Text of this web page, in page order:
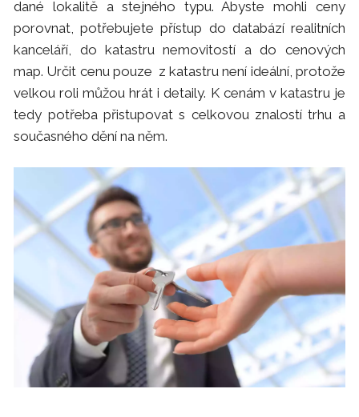
dané lokalitě a stejného typu. Abyste mohli ceny
porovnat, potřebujete přístup do databází realitních
kanceláří, do katastru nemovitostí a do cenových
map. Určit cenu pouze z katastru není ideální, protože
velkou roli můžou hrát i detaily. K cenám v katastru je
tedy potřeba přistupovat s celkovou znalostí trhu a
současného dění na něm.